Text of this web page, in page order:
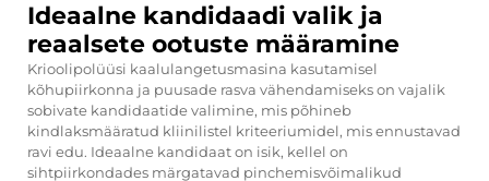
Ideaalne kandidaadi valik ja
reaalsete ootuste määramine
Krioolipolüüsi kaalulangetusmasina kasutamisel
kõhupiirkonna ja puusade rasva vähendamiseks on vajalik
sobivate kandidaatide valimine, mis põhineb
kindlaksmääratud kliinilistel kriteeriumidel, mis ennustavad
ravi edu. Ideaalne kandidaat on isik, kellel on
sihtpiirkondades märgatavad pinchemisvõimalikud